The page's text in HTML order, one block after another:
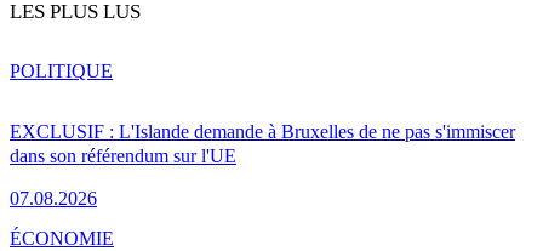
LES PLUS LUS
EXCLUSIF : L'Islande demande à Bruxelles de ne pas s'immiscer
dans son référendum sur l'UE
07.08.2026
POLITIQUE
ÉCONOMIE